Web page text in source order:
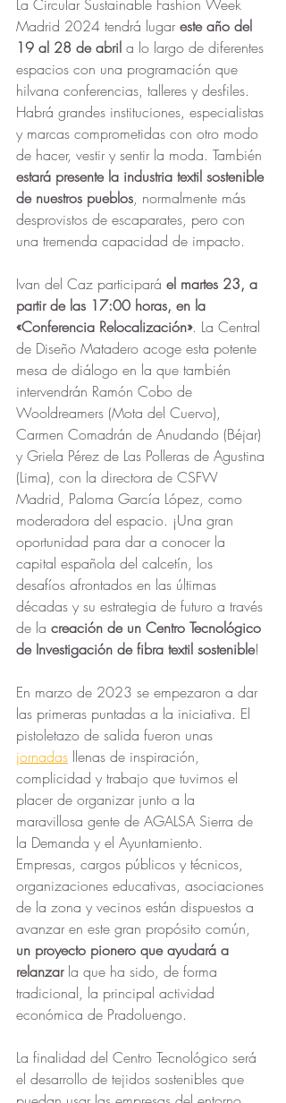
La Circular Sustainable Fashion Week
Madrid 2024 tendrá lugar este año del
19 al 28 de abril a lo largo de diferentes
espacios con una programación que
hilvana conferencias, talleres y desfiles.
Habrá grandes instituciones, especialistas
y marcas comprometidas con otro modo
de hacer, vestir y sentir la moda. También
estará presente la industria textil sostenible
de nuestros pueblos, normalmente más
desprovistos de escaparates, pero con
una tremenda capacidad de impacto.
Ivan del Caz participará el martes 23, a
partir de las 17:00 horas, en la
«Conferencia Relocalización». La Central
de Diseño Matadero acoge esta potente
mesa de diálogo en la que también
intervendrán Ramón Cobo de
Wooldreamers (Mota del Cuervo),
Carmen Comadrán de Anudando (Béjar)
y Griela Pérez de Las Polleras de Agustina
(Lima), con la directora de CSFW
Madrid, Paloma García López, como
moderadora del espacio. ¡Una gran
oportunidad para dar a conocer la
capital española del calcetín, los
desafíos afrontados en las últimas
décadas y su estrategia de futuro a través
de la creación de un Centro Tecnológico
de Investigación de fibra textil sostenible!
En marzo de 2023 se empezaron a dar
las primeras puntadas a la iniciativa. El
pistoletazo de salida fueron unas
jornadas llenas de inspiración,
complicidad y trabajo que tuvimos el
placer de organizar junto a la
maravillosa gente de AGALSA Sierra de
la Demanda y el Ayuntamiento.
Empresas, cargos públicos y técnicos,
organizaciones educativas, asociaciones
de la zona y vecinos están dispuestos a
avanzar en este gran propósito común,
un proyecto pionero que ayudará a
relanzar la que ha sido, de forma
tradicional, la principal actividad
económica de Pradoluengo.
La finalidad del Centro Tecnológico será
el desarrollo de tejidos sostenibles que